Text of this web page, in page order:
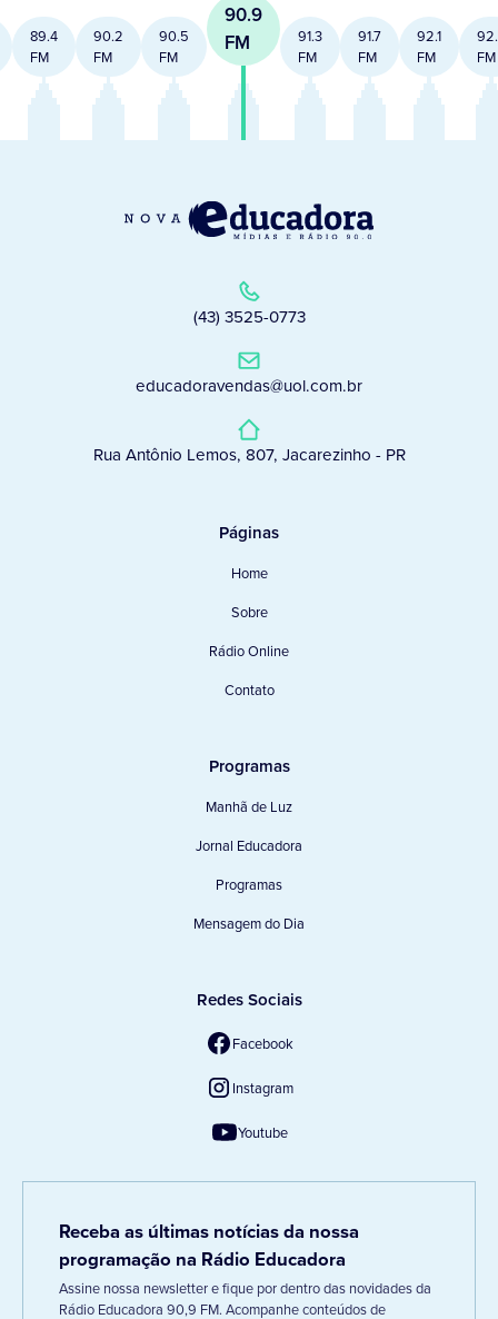
89.4
FM
90.2
FM
90.5
FM
90.9
FM
91.3
FM
91.7
FM
92.1
FM
FM
(43) 3525-0773
educadoravendas@uol.com.br
Rua Antônio Lemos, 807, Jacarezinho - PR
Páginas
Home
Sobre
Rádio Online
Contato
Programas
Manhã de Luz
Jornal Educadora
Programas
Mensagem do Dia
Redes Sociais
Facebook
Instagram
Youtube
Receba as últimas notícias da nossa
programação na Rádio Educadora
Assine nossa newsletter e fique por dentro das novidades da
Rádio Educadora 90,9 FM. Acompanhe conteúdos de